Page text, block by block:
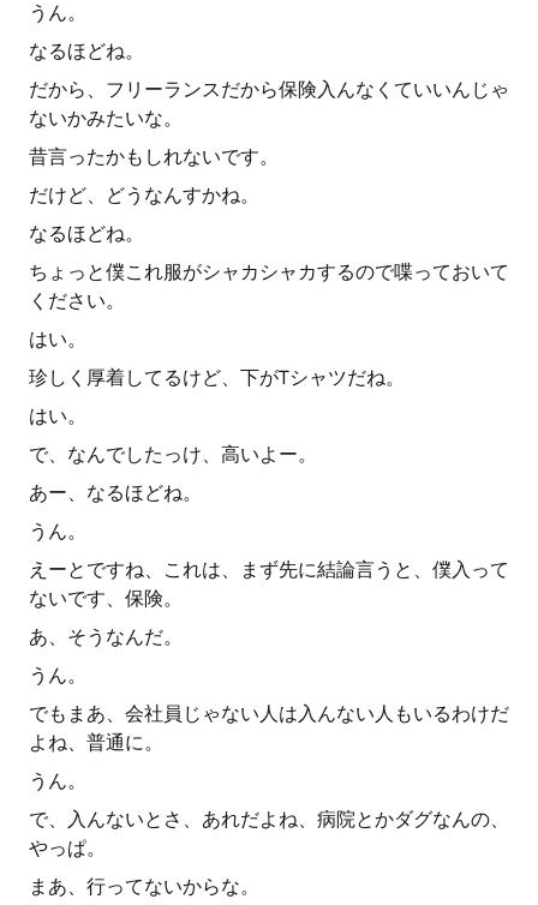
うん。
なるほどね。
だから、フリーランスだから保険入んなくていいんじゃ
ないかみたいな。
昔言ったかもしれないです。
だけど、どうなんすかね。
なるほどね。
ちょっと僕これ服がシャカシャカするので喋っておいて
ください。
はい。
珍しく厚着してるけど、下がTシャツだね。
はい。
で、なんでしたっけ、高いよー。
あー、なるほどね。
うん。
えーとですね、これは、まず先に結論言うと、僕入って
ないです、保険。
あ、そうなんだ。
うん。
でもまあ、会社員じゃない人は入んない人もいるわけだ
よね、普通に。
うん。
で、入んないとさ、あれだよね、病院とかダグなんの、
やっぱ。
まあ、行ってないからな。